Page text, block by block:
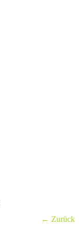
← Zurück